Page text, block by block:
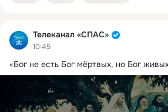
Телеканал «СПАС»
10:45
«Бог не есть Бог мёртвых, но Бог